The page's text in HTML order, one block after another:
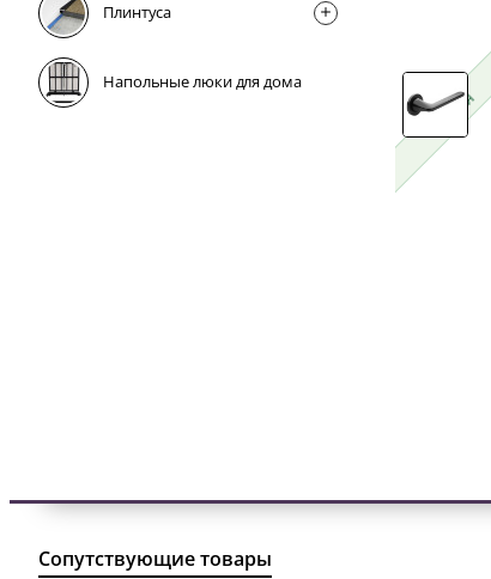
Плинтусa
Напольные люки для дома
2 дня
2 дня
Сопутствующие товары